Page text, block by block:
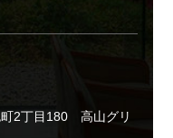
2丁目180 高山グリ